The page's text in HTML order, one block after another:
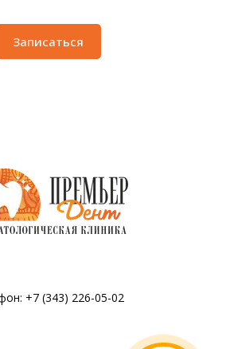
Записаться
+7 (343) 226-05-02